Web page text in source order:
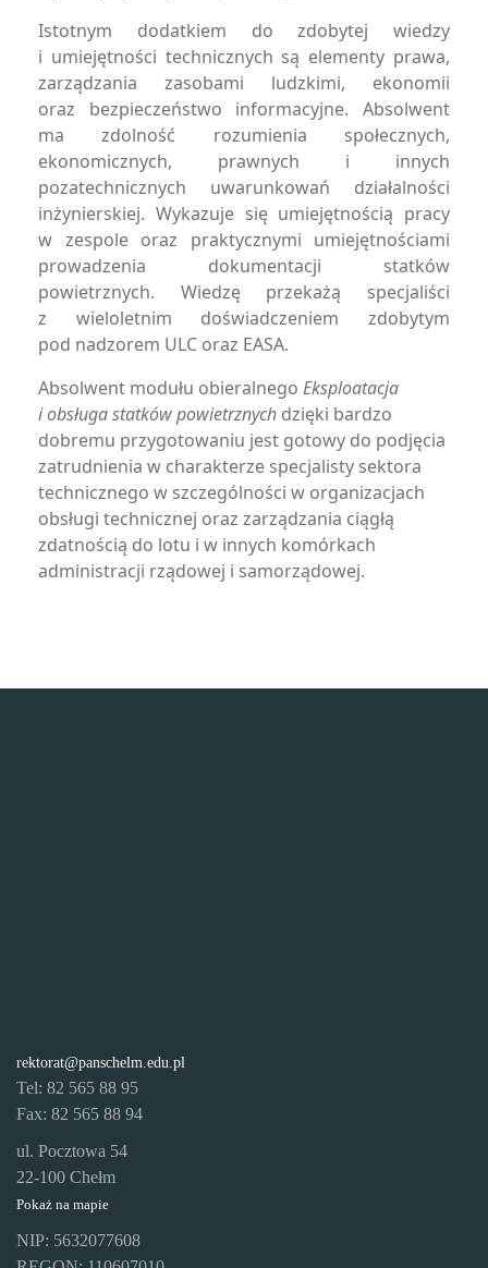
Istotnym dodatkiem do zdobytej wiedzy
i umiejętności technicznych są elementy prawa,
zarządzania zasobami ludzkimi, ekonomii
oraz bezpieczeństwo informacyjne. Absolwent
ma zdolność rozumienia społecznych,
ekonomicznych, prawnych i innych
pozatechnicznych uwarunkowań działalności
inżynierskiej. Wykazuje się umiejętnością pracy
w zespole oraz praktycznymi umiejętnościami
prowadzenia dokumentacji statków
powietrznych. Wiedzę przekażą specjaliści
z wieloletnim doświadczeniem zdobytym
pod nadzorem ULC oraz EASA.
Absolwent modułu obieralnego Eksploatacja
i obsługa statków powietrznych dzięki bardzo
dobremu przygotowaniu jest gotowy do podjęcia
zatrudnienia w charakterze specjalisty sektora
technicznego w szczególności w organizacjach
obsługi technicznej oraz zarządzania ciągłą
zdatnością do lotu i w innych komórkach
administracji rządowej i samorządowej.
rektorat@panschelm.edu.pl
Tel: 82 565 88 95
Fax: 82 565 88 94
ul. Pocztowa 54
22-100 Chełm
Pokaż na mapie
NIP: 5632077608